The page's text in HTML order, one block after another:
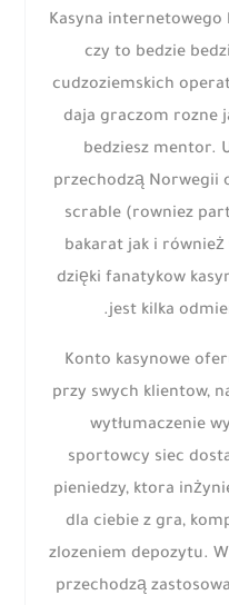
Kasyna
czy to bedzie
cudzoziemskich
daja graczom rozne
bedziesz mentor.
przechodzą Norwegii
scrable (rowniez
bakarat jak i
dzięki fanatykow
jest kilka
Konto kasynowe
przy swych klientow,
wytłumaczenie
sportowcy siec
pieniedzy, ktora
dla ciebie z gra,
zlozeniem depozytu.
przechodzą